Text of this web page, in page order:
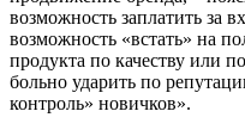
возможность заплатить за
возможность «встать» на
продукта по качеству или
больно ударить по
контроль» новичков».